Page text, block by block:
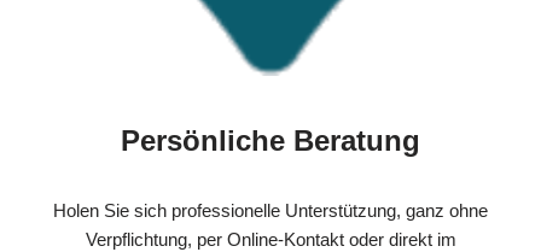
Persönliche Beratung
Holen Sie sich professionelle Unterstützung, ganz ohne
Verpflichtung, per Online-Kontakt oder direkt im